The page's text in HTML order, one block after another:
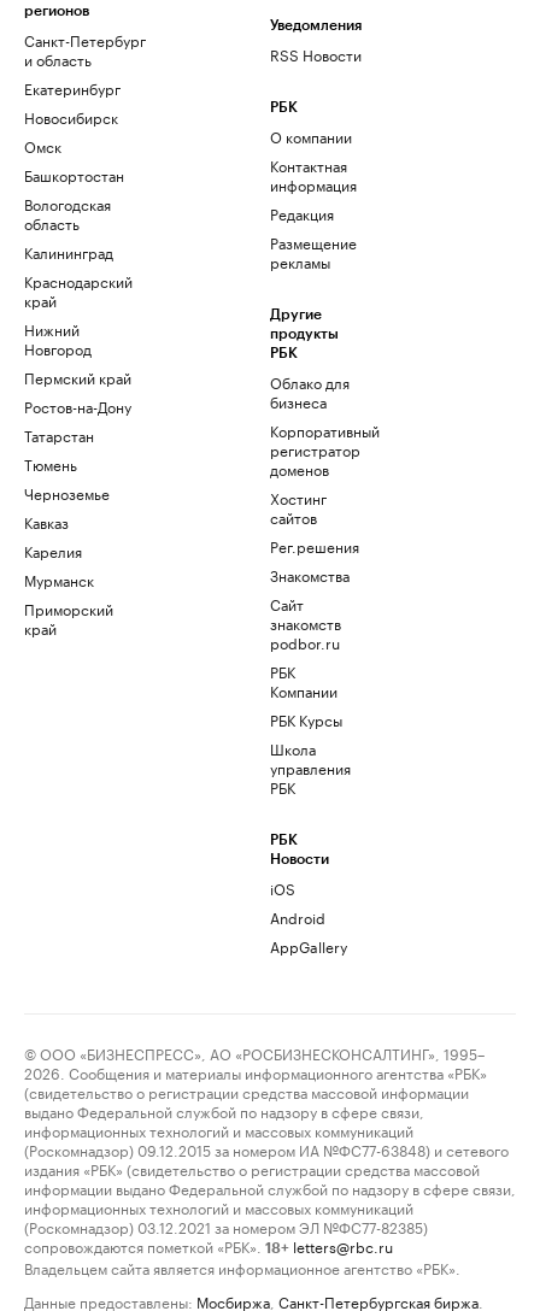
регионов
Санкт-Петербург
и область
Екатеринбург
Новосибирск
Омск
Башкортостан
Вологодская
область
Калининград
Краснодарский
край
Нижний
Новгород
Пермский край
Ростов-на-Дону
Татарстан
Тюмень
Черноземье
Кавказ
Карелия
Мурманск
Приморский
край
Уведомления
RSS Новости
РБК
О компании
Контактная
информация
Редакция
Размещение
рекламы
Другие
продукты
РБК
Облако для
бизнеса
Корпоративный
регистратор
доменов
Хостинг
сайтов
Рег.решения
Знакомства
Сайт
знакомств
podbor.ru
РБК
Компании
РБК Курсы
Школа
управления
РБК
РБК
Новости
iOS
Android
AppGallery
© ООО «БИЗНЕСПРЕСС», АО «РОСБИЗНЕСКОНСАЛТИНГ», 1995–
2026. Сообщения и материалы информационного агентства «РБК»
(свидетельство о регистрации средства массовой информации
выдано Федеральной службой по надзору в сфере связи,
информационных технологий и массовых коммуникаций
(Роскомнадзор) 09.12.2015 за номером ИА №ФС77-63848) и сетевого
издания «РБК» (свидетельство о регистрации средства массовой
информации выдано Федеральной службой по надзору в сфере связи,
информационных технологий и массовых коммуникаций
(Роскомнадзор) 03.12.2021 за номером ЭЛ №ФС77-82385)
сопровождаются пометкой «РБК».
18+ letters@rbc.ru
Владельцем сайта является информационное агентство «РБК».
Данные предоставлены: Мосбиржа Санкт-Петербургская биржа